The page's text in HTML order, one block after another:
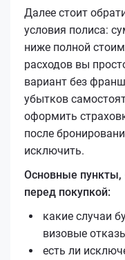
Далее стоит
условия полиса:
ниже полной
расходов вы
вариант без
убытков
оформить
после
исключить.
Основные пункты,
перед покупкой:
какие случаи
визовые
есть ли